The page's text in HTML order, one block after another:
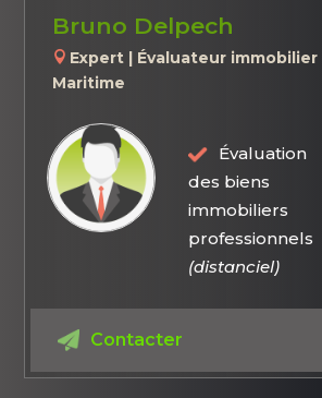
Bruno Delpech
Expert | Évaluateur
Maritime
Évaluation
des biens
immobiliers
professionnels
(distanciel)
Contacter